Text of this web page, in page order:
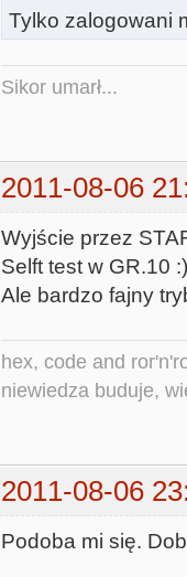
Tylko zalogowani
Sikor umarł...
2011-08-06
Wyjście przez
Selft test w GR.10 :)
Ale bardzo fajny
hex, code and
niewiedza buduje,
2011-08-06
Podoba mi się.